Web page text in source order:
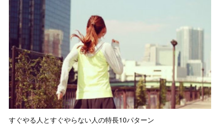
すぐやる人とすぐやらない人の特長10パターン